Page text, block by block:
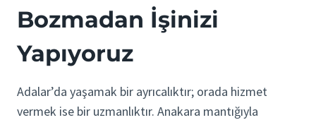
Bozmadan İşinizi
Yapıyoruz
Adalar’da yaşamak bir ayrıcalıktır; orada hizmet
vermek ise bir uzmanlıktır. Anakara mantığıyla